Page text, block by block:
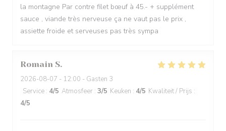
la montagne Par contre filet bœuf à 45.- + supplément
sauce , viande très nerveuse ça ne vaut pas le prix ,
assiette froide et serveuses pas très sympa
Romain S
2026-08-07 - 12:00 - Gasten 3
Service : 4/5 Atmosfeer : 3/5 Keuken : 4/5 Kwaliteit / Prijs :
4/5